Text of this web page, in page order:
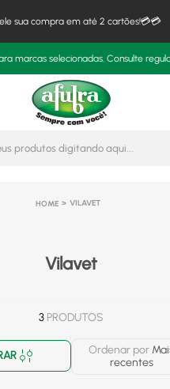
sua compra em até 2 cartões!💳💳
marcas selecionadas. Consulte
Busque seus
VILAVET
Vilavet
3 PRODUTOS
Ordenar por
recentes